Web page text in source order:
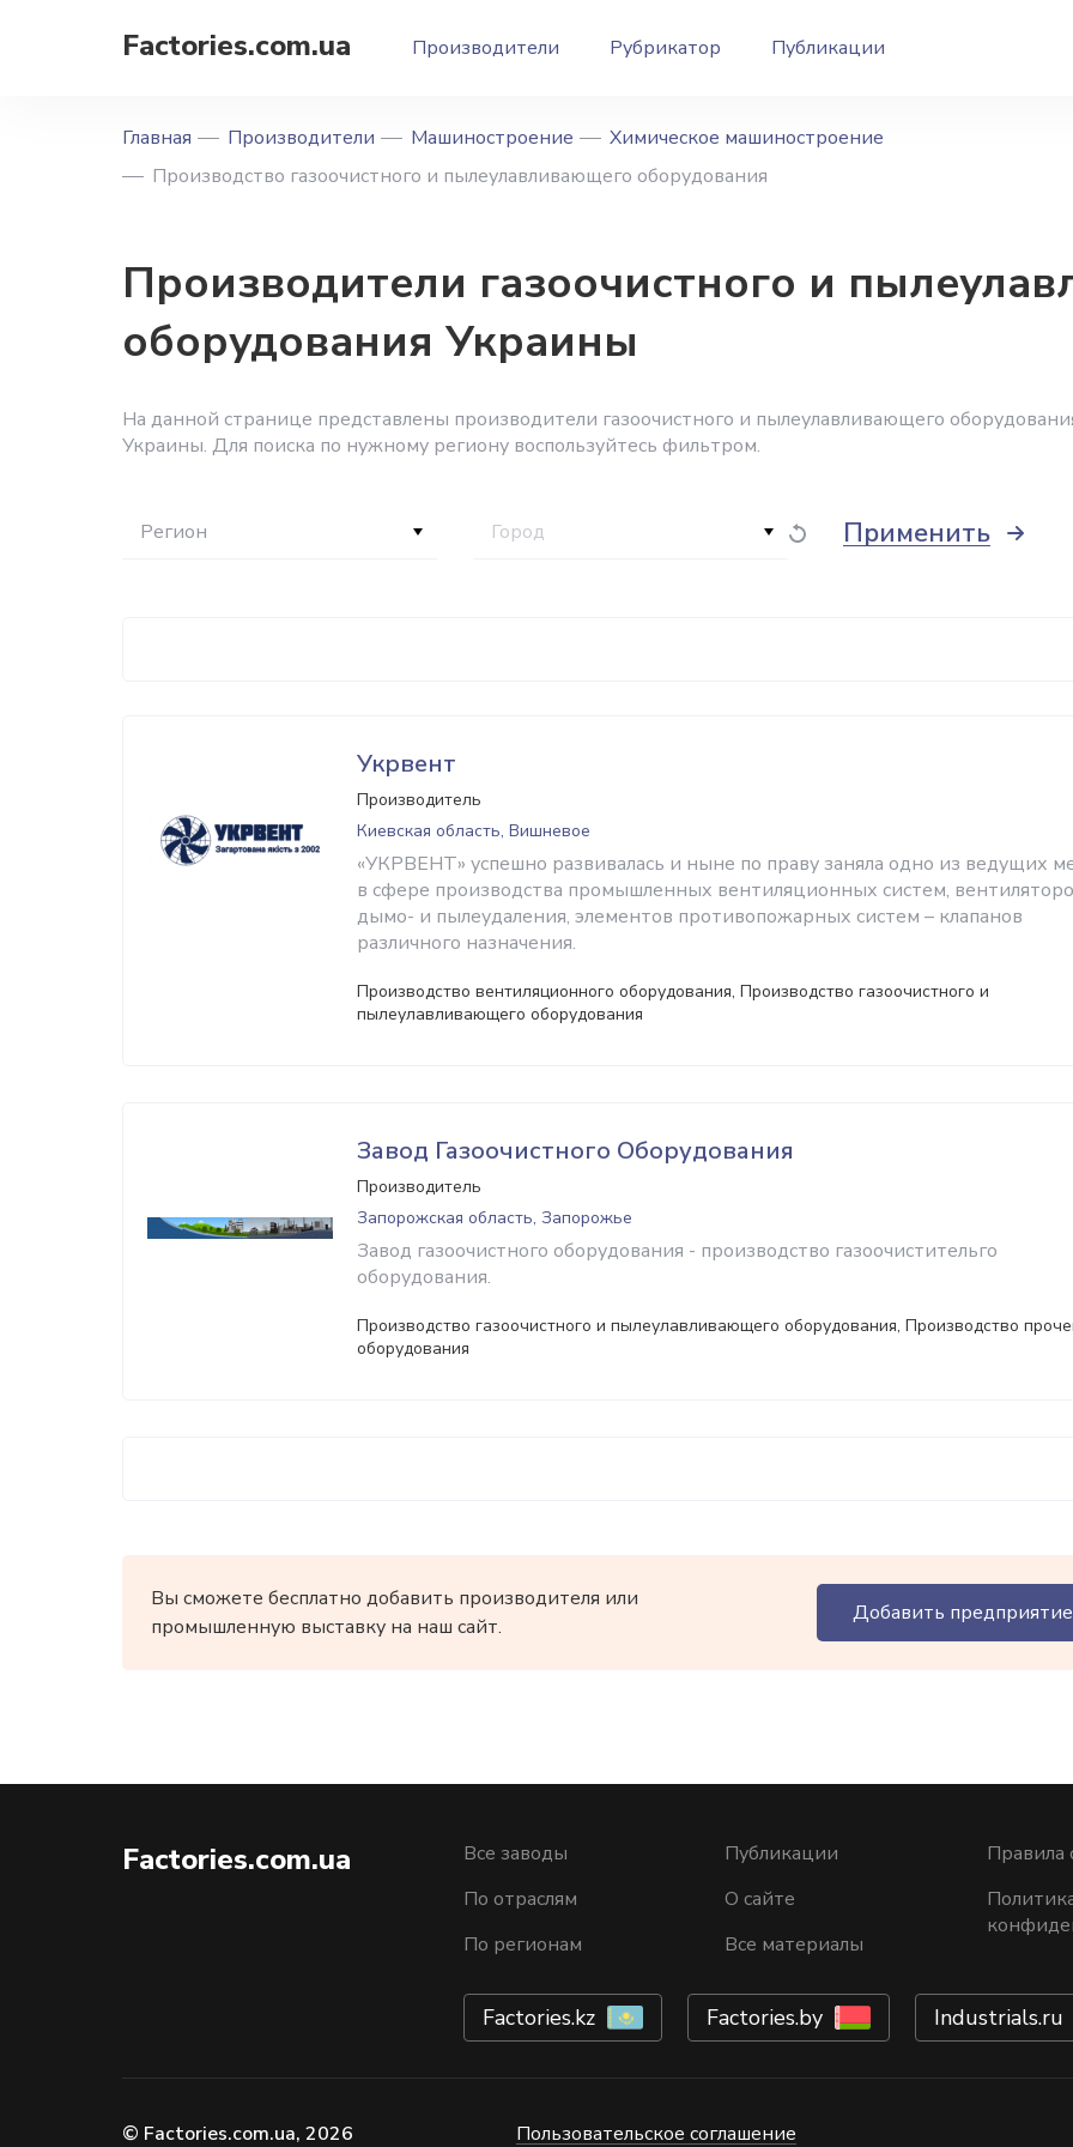
Factories.com.ua Производители Рубрикатор Публикации
Главная Производители Машиностроение
Химическое машиностроение
Производство газоочистного и пылеулавливающего оборудования
Производители газоочистного и
оборудования Украины
На данной странице представлены производители газоочистного и пылеулавливающего
Украины. Для поиска по нужному региону воспользуйтесь фильтром.
Регион Город Применить
Укрвент
Производитель
Киевская область, Вишневое
«УКРВЕНТ» успешно развивалась и ныне по праву заняла одно из ведущих
в сфере производства промышленных вентиляционных систем,
дымо- и пылеудаления, элементов противопожарных систем – клапанов
различного назначения.
Производство вентиляционного оборудования, Производство газоочистного и
пылеулавливающего оборудования
Завод Газоочистного Оборудования
Производитель
Запорожская область, Запорожье
Завод газоочистного оборудования - производство газоочистительго
оборудования.
Производство газоочистного и пылеулавливающего оборудования, Производство
оборудования
Вы сможете бесплатно добавить производителя или
промышленную выставку на наш сайт.
Добавить предприятие
Factories.com.ua
Все заводы
По отраслям
По регионам
Публикации
О сайте
Все материалы
Правила
Factories.kz Factories.by Industrials.ru
© Factories.com.ua, 2026 Пользовательское соглашение